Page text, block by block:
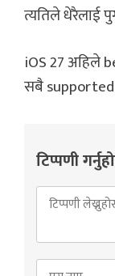
त्यतिले धेरैलाई
iOS 27 अहिले
सबै supported
टिप्पणी